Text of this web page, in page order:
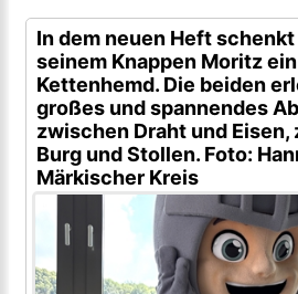
In dem neuen Heft
seinem Knappen Moritz ein
Kettenhemd. Die beiden
großes und spannendes
zwischen Draht und Eisen,
Burg und Stollen. Foto:
Märkischer Kreis